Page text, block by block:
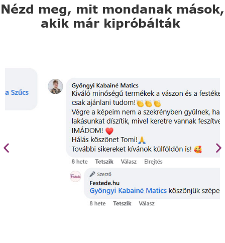
Nézd meg, mit mondanak mások,
akik már kipróbálták